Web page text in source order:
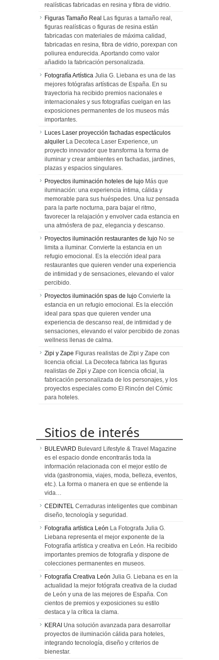
realísticas fabricadas en resina y fibra de vidrio.
Figuras Tamaño Real Las figuras a tamaño real,
figuras realísticas o figuras de resina están
fabricadas con materiales de máxima calidad,
fabricadas en resina, fibra de vidrio, porexpan con
poliurea endurecida. Aportando como valor
añadido la fabricación personalizada.
Fotografía Artística Julia G. Liebana es una de las
mejores fotógrafas artísticas de España. En su
trayectoria ha recibido premios nacionales e
internacionales y sus fotografías cuelgan en las
exposiciones permanentes de los museos más
importantes.
Luces Laser proyección fachadas espectáculos
alquiler La Decoteca Laser Experience, un
proyecto innovador que transforma la forma de
iluminar y crear ambientes en fachadas, jardines,
plazas y espacios singulares.
Proyectos iluminación hoteles de lujo Más que
iluminación: una experiencia íntima, cálida y
memorable para sus huéspedes. Una luz pensada
para la parte nocturna, para bajar el ritmo,
favorecer la relajación y envolver cada estancia en
una atmósfera de paz, elegancia y descanso.
Proyectos iluminación restaurantes de lujo No se
limita a iluminar. Convierte la estancia en un
refugio emocional. Es la elección ideal para
restaurantes que quieren vender una experiencia
de intimidad y de sensaciones, elevando el valor
percibido.
Proyectos iluminación spas de lujo Convierte la
estancia en un refugio emocional. Es la elección
ideal para spas que quieren vender una
experiencia de descanso real, de intimidad y de
sensaciones, elevando el valor percibido de zonas
wellness llenas de calma.
Zipi y Zape Figuras realistas de Zipi y Zape con
licencia oficial. La Decoteca fabrica las figuras
realistas de Zipi y Zape con licencia oficial, la
fabricación personalizada de los personajes, y los
proyectos especiales como El Rincón del Cómic
para hoteles.
Sitios de interés
BULEVARD Bulevard Lifestyle & Travel Magazine
es el espacio donde encontrarás toda la
información relacionada con el mejor estilo de
vida (gastronomia, viajes, moda, belleza, eventos,
etc.). La forma o manera en que se entiende la
vida…
CEDINTEL Cerraduras inteligentes que combinan
diseño, tecnología y seguridad.
Fotografia artística León La Fotografa Julia G.
Liebana representa el mejor exponente de la
Fotografía artística y creativa en León. Ha recibido
importantes premios de fotografía y dispone de
colecciones permanentes en museos.
Fotografía Creativa León Julia G. Liebana es en la
actualidad la mejor fotógrafa creativa de la ciudad
de León y una de las mejores de España. Con
cientos de premios y exposiciones su estilo
destaca y la crítica la clama.
KERAI Una solución avanzada para desarrollar
proyectos de iluminación cálida para hoteles,
integrando tecnología, diseño y criterios de
bienestar.